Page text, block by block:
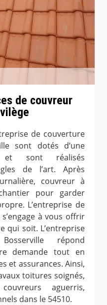
de couvreur
de couverture
sont dotés d’une
et sont réalisés
de l’art. Après
couvreur à
pour garder
L’entreprise de
à vous offrir
qui soit. L’entreprise
répond
demande tout en
et assurances. Ainsi,
toitures soignés,
aguerris,
dans le 54510.